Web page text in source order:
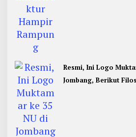
Resmi, Ini Logo
Jombang, Berikut